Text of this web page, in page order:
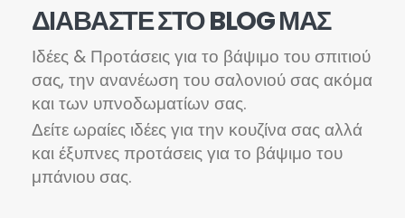
ΔΙΑΒΆΣΤΕ ΣΤΟ BLOG ΜΑΣ
Ιδέες & Προτάσεις για το βάψιμο του σπιτιού
σας, την ανανέωση του σαλονιού σας ακόμα
και των υπνοδωματίων σας.
Δείτε ωραίες ιδέες για την κουζίνα σας αλλά
και έξυπνες προτάσεις για το βάψιμο του
μπάνιου σας.